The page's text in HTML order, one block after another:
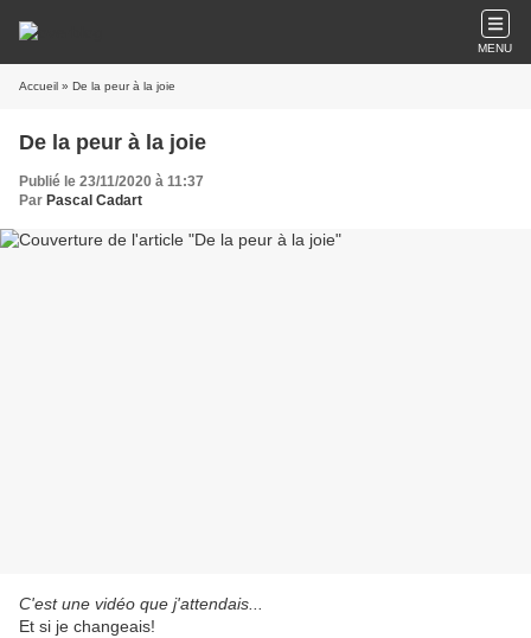
MENU
Accueil » De la peur à la joie
De la peur à la joie
Publié le 23/11/2020 à 11:37
Par Pascal Cadart
C'est une vidéo que j'attendais...
Et si je changeais!